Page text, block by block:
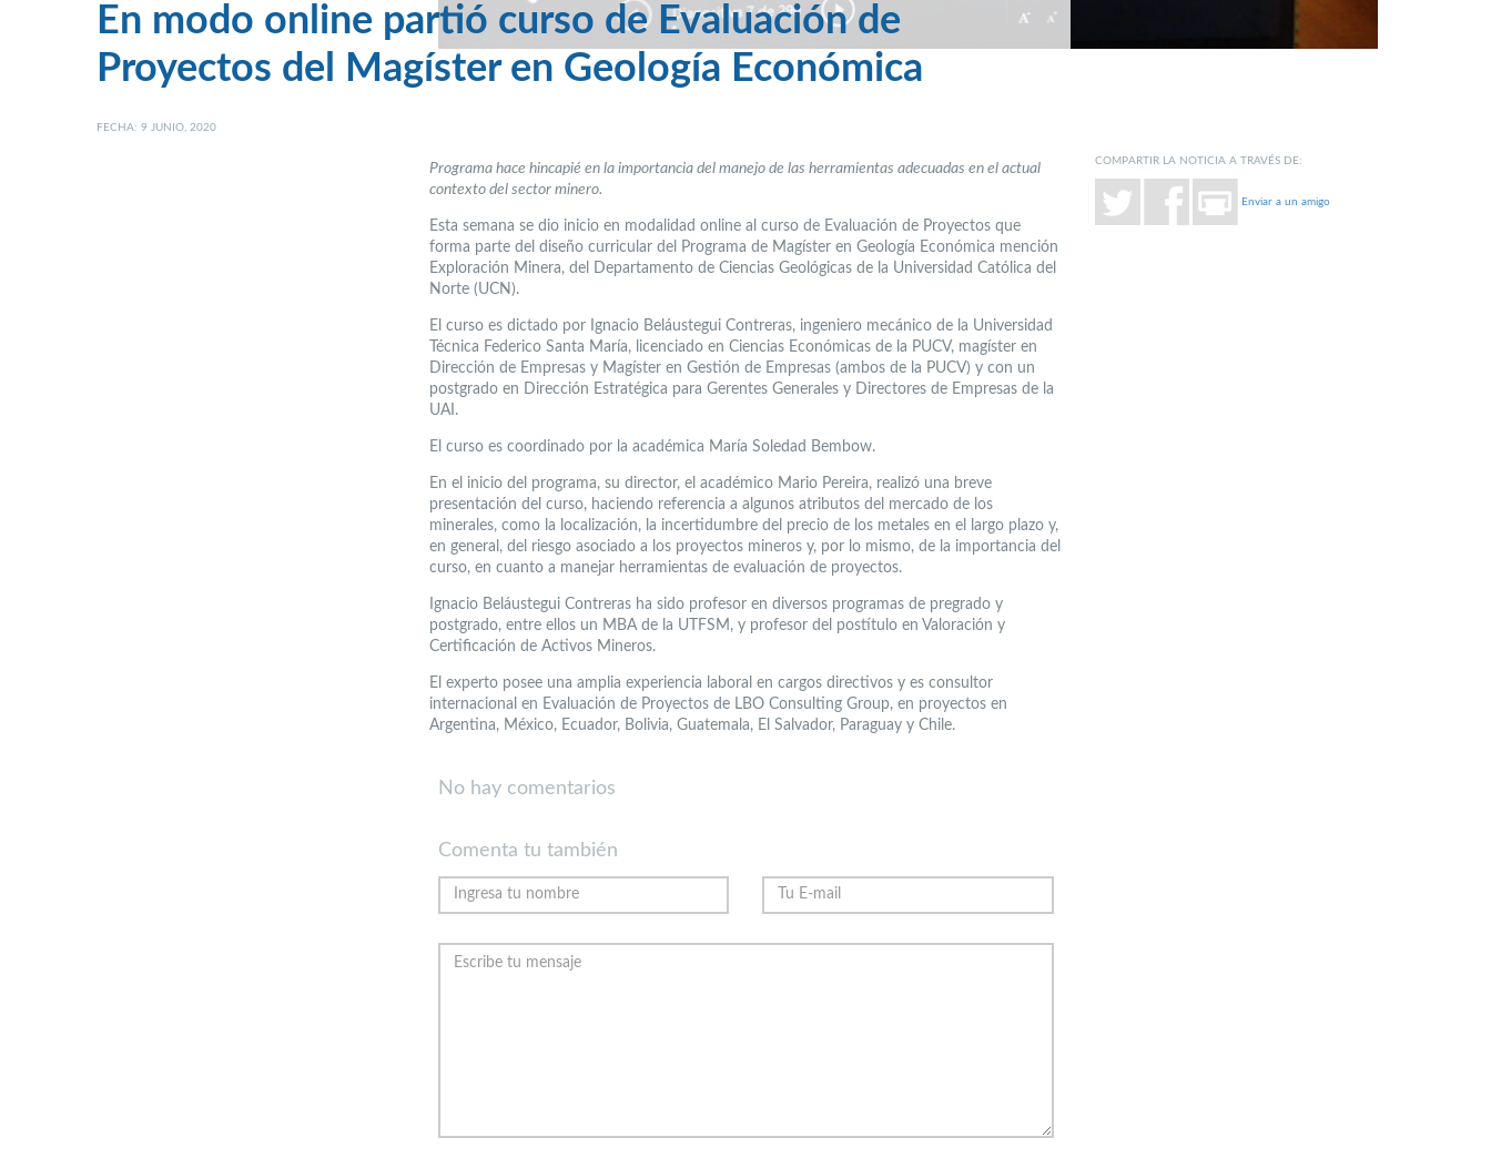
En modo online partió curso de Evaluación de
Proyectos del Magíster en Geología Económica
FECHA: 9 JUNIO, 2020
Programa hace hincapié en la importancia del manejo de las herramientas adecuadas en el actual
contexto del sector minero.
Esta semana se dio inicio en modalidad online al curso de Evaluación de Proyectos que
forma parte del diseño curricular del Programa de Magíster en Geología Económica mención
Exploración Minera, del Departamento de Ciencias Geológicas de la Universidad Católica del
Norte (UCN).
El curso es dictado por Ignacio Beláustegui Contreras, ingeniero mecánico de la Universidad
Técnica Federico Santa María, licenciado en Ciencias Económicas de la PUCV, magíster en
Dirección de Empresas y Magíster en Gestión de Empresas (ambos de la PUCV) y con un
postgrado en Dirección Estratégica para Gerentes Generales y Directores de Empresas de la
UAI.
El curso es coordinado por la académica María Soledad Bembow.
En el inicio del programa, su director, el académico Mario Pereira, realizó una breve
presentación del curso, haciendo referencia a algunos atributos del mercado de los
minerales, como la localización, la incertidumbre del precio de los metales en el largo plazo y,
en general, del riesgo asociado a los proyectos mineros y, por lo mismo, de la importancia del
curso, en cuanto a manejar herramientas de evaluación de proyectos.
Ignacio Beláustegui Contreras ha sido profesor en diversos programas de pregrado y
postgrado, entre ellos un MBA de la UTFSM, y profesor del postítulo en Valoración y
Certificación de Activos Mineros.
El experto posee una amplia experiencia laboral en cargos directivos y es consultor
internacional en Evaluación de Proyectos de LBO Consulting Group, en proyectos en
Argentina, México, Ecuador, Bolivia, Guatemala, El Salvador, Paraguay y Chile.
COMPARTIR LA NOTICIA A TRAVÉS DE:
Enviar a un amigo
No hay comentarios
Comenta tu también